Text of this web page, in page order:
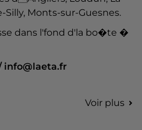
Monts-sur-Guesnes.
dans l'fond d'la bo�te �
info@laeta.fr
Voir plus